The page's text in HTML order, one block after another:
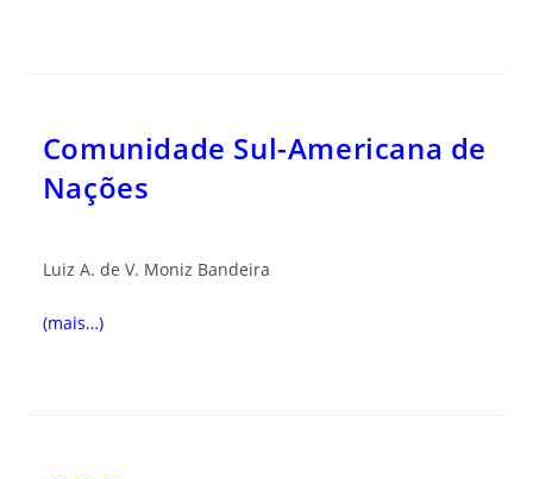
Comunidade Sul-Americana de
Nações
Luiz A. de V. Moniz Bandeira
(mais…)